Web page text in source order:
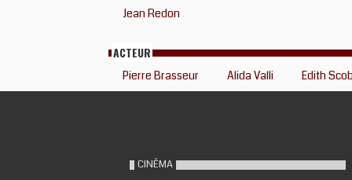
Jean Redon
ACTEUR
Pierre Brasseur Alida Valli Edith
CINÉMA